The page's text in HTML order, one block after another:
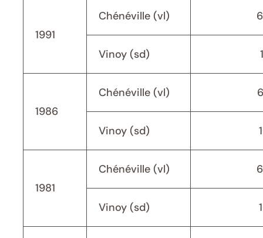
1991
Chénéville (vl)
Vinoy (sd)
1986
Chénéville (vl)
Vinoy (sd)
1981
Chénéville (vl)
Vinoy (sd)